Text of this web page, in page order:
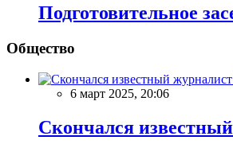
Подготовительное
Общество
6 март 2025, 20:06
Скончался